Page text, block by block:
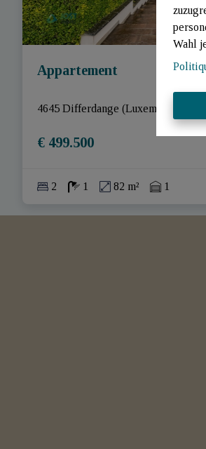
Wahl
Appartement
4645 Differdange (Luxembourg)
€ 499.500
2 1 82 m² 1